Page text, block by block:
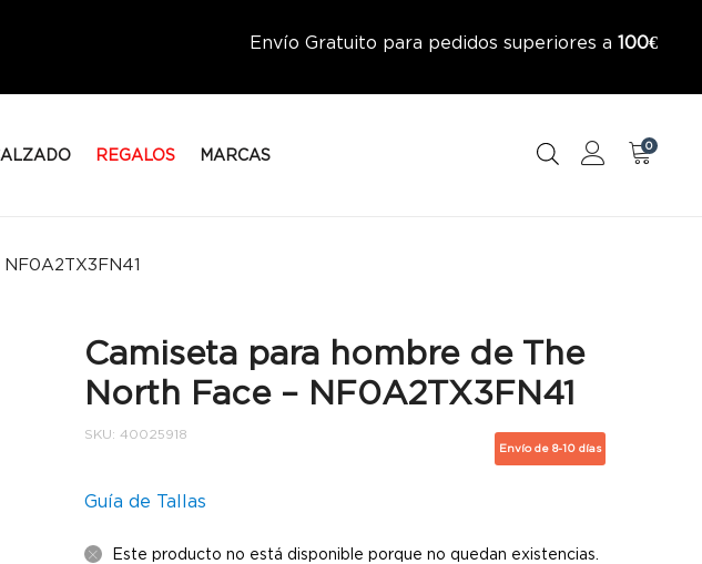
Envío Gratuito para pedidos superiores a 100€
REGALOS MARCAS
0
Camiseta para hombre de The
North Face – NF0A2TX3FN41
Envío de 8-10 días
SKU: 40025918
Guía de Tallas
Este producto no está disponible porque no quedan existencias.